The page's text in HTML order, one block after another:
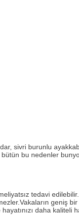
sivri burunlu
bu nedenler
tedavi
geniş
daha kaliteli